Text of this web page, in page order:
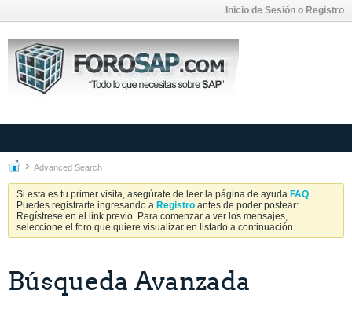
Inicio de Sesión o Registro
Advanced Search
Si esta es tu primer visita, asegúrate de leer la página de ayuda FAQ.
Puedes registrarte ingresando a Registro antes de poder postear:
Regístrese en el link previo. Para comenzar a ver los mensajes,
seleccione el foro que quiere visualizar en listado a continuación.
Búsqueda Avanzada